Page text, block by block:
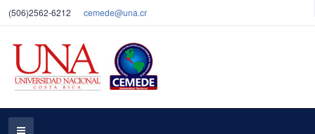
(506)2562-6212 cemede@una.cr